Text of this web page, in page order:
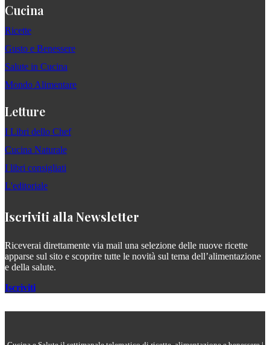
Cucina
Ricette
Gusto e Benessere
Salute in Cucina
Mondo Alimentare
Letture
I Libri dello Chef
Cucina Naturale
I libri consigliati
L'editoriale
Iscriviti alla Newsletter
Riceverai direttamente via mail una selezione delle nuove ricette
apparse sul sito e scoprire tutte le novità sul tema dell’alimentazione
e della salute.
Iscriviti